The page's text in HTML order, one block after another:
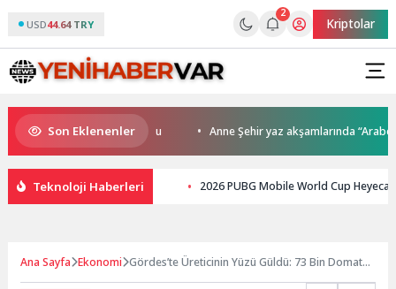
USD44.64 TRY
2
Kriptolar
Son Eklenenler
kupalar sahiplerini buldu Anne Şehir yaz akşamlarında “Arabesk”
Teknoloji Haberleri 2026 PUBG Mobile World Cup
Ana Sayfa Ekonomi Gördes’te Üreticinin Yüzü Güldü: 73 Bin Domates